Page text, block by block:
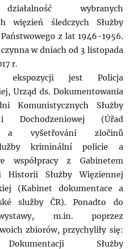
wybranych
więzień śledczych Służby
z lat 1946-1956.
w dniach od 3 listopada
r.
ekspozycji jest Policja
Urząd ds. Dokumentowania
Komunistycznych Służby
Dochodzeniowej (Úřad
a vyšetřování zločinů
kriminální policie a
współpracy z Gabinetem
Historii Służby Więziennej
(Kabinet dokumentace a
služby ČR). Ponadto do
m.in. poprzez
zbiorów, przychyliły się:
Służby